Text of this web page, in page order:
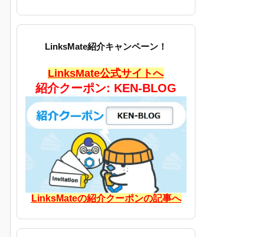
LinksMate紹介キャンペーン！
LinksMate公式サイトへ
紹介クーポン: KEN-BLOG
LinksMateの紹介クーポンの記事へ